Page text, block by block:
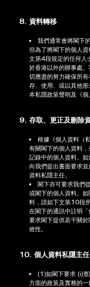
8. 資料轉移
我們通常會將閣下
但為了將閣下的個人資
文第4段規定的任何人
於香港以外的辦事處
切應盡的努力確保所
存、使用、或以其他
本私隱政策聲明及《個
9. 存取、更正及刪除
根據《個人資料（
有關閣下的個人資料
記錄中的個人資料。
向我們提出書面要求
資料私隱主任。
閣下亦可要求我們
或閣下的個人資料。
料，請如下文第10段
在閣下的通訊中註明
要求閣下提供若干關
效性。
10. 個人資料私隱主任
(1)如閣下要求 (i)
方面的政策及實務的